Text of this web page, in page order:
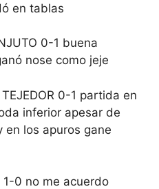
en tablas
0-1 buena
nose como jeje
0-1 partida en
inferior apesar de
en los apuros gane
1-0 no me acuerdo